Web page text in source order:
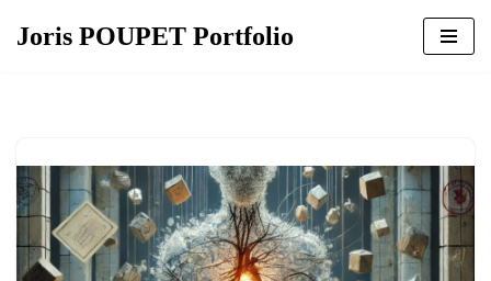
Joris POUPET Portfolio